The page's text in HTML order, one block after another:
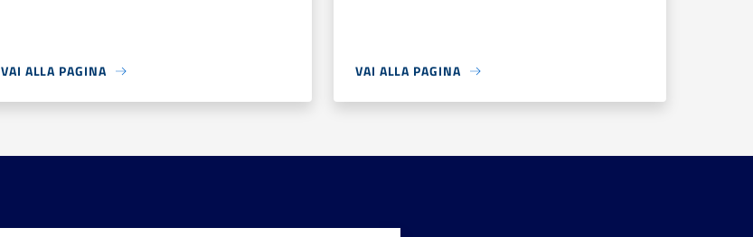
VAI ALLA PAGINA VAI ALLA PAGINA